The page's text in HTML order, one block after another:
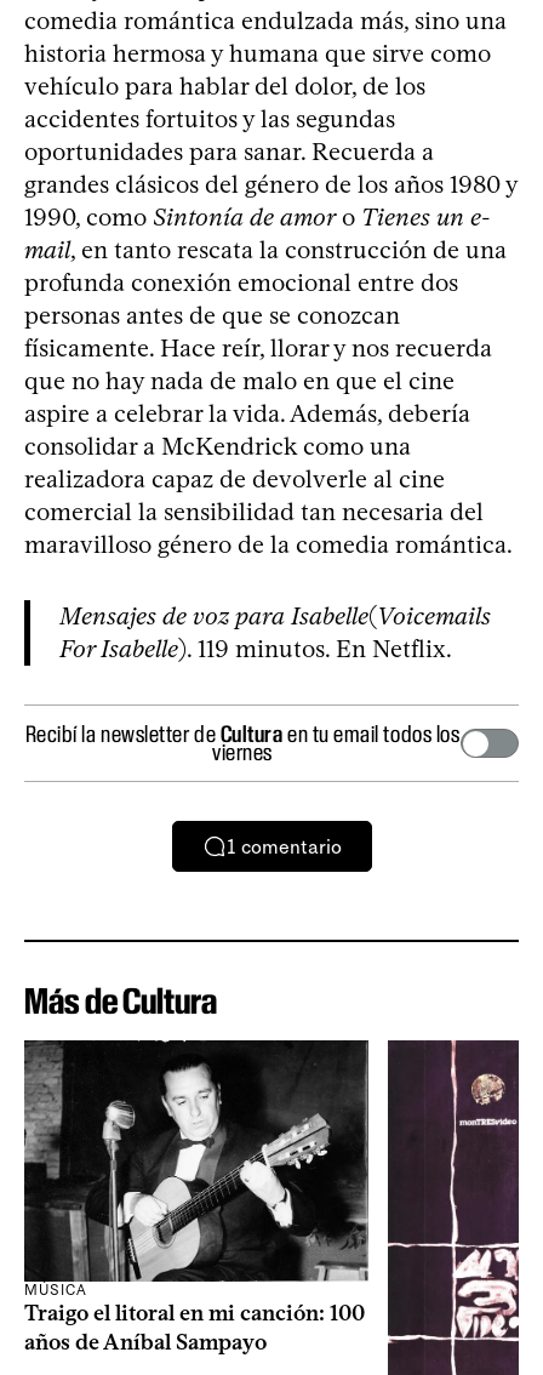
comedia romántica endulzada más, sino una
historia hermosa y humana que sirve como
vehículo para hablar del dolor, de los
accidentes fortuitos y las segundas
oportunidades para sanar. Recuerda a
grandes clásicos del género de los años 1980 y
1990, como Sintonía de amoro Tienes un e-
mail, en tanto rescata la construcción de una
profunda conexión emocional entre dos
personas antes de que se conozcan
físicamente. Hace reír, llorar y nos recuerda
que no hay nada de malo en que el cine
aspire a celebrar la vida. Además, debería
consolidar a McKendrick como una
realizadora capaz de devolverle al cine
comercial la sensibilidad tan necesaria del
maravilloso género de la comedia romántica.
Mensajes de voz para Isabelle(Voicemails
For Isabelle). 119 minutos. En Netflix.
Recibí la newsletter deCulturaen tu email todos los
viernes
1 comentario
Más de Cultura
MÚSICA
Traigo el litoral en mi canción: 100
años de Aníbal Sampayo